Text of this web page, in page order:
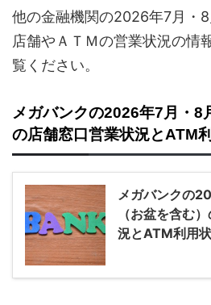
他の金融機関の2026年7月・
店舗やＡＴＭの営業状況の情
覧ください。
メガバンクの2026年7月・8
の店舗窓口営業状況とATM
メガバンクの
（お盆を含む
況とATM利用